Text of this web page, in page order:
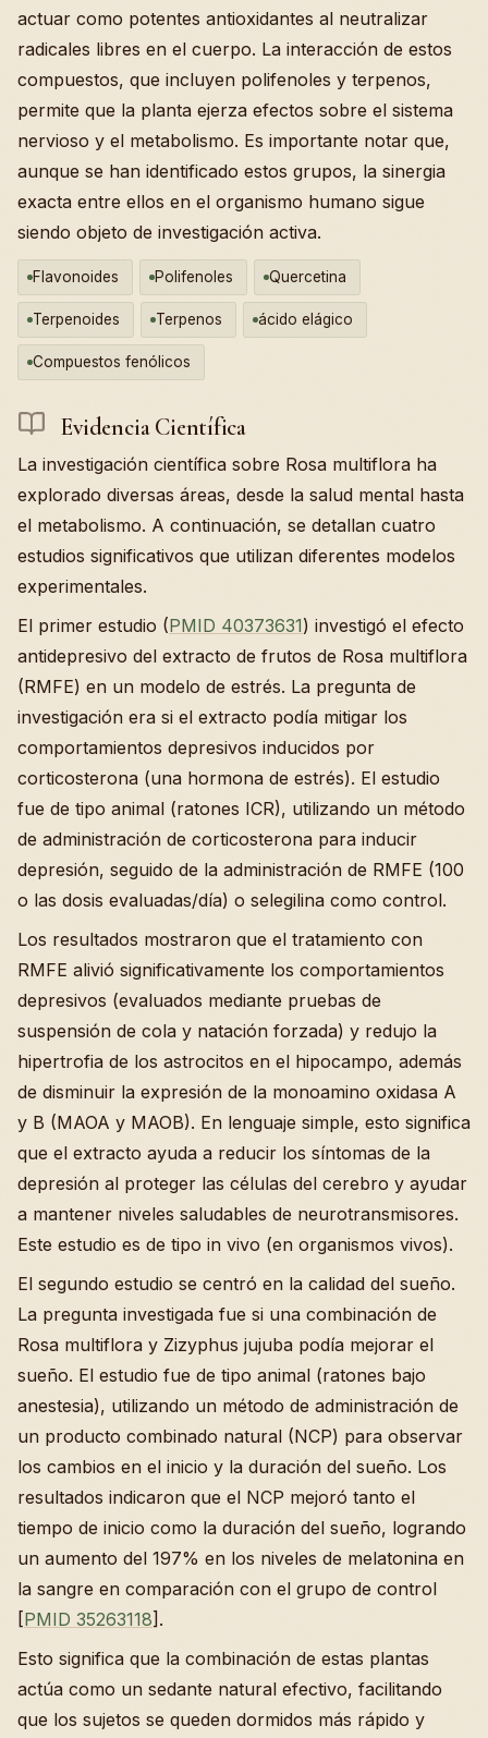
actuar como potentes antioxidantes al neutralizar
radicales libres en el cuerpo. La interacción de estos
compuestos, que incluyen polifenoles y terpenos,
permite que la planta ejerza efectos sobre el sistema
nervioso y el metabolismo. Es importante notar que,
aunque se han identificado estos grupos, la sinergia
exacta entre ellos en el organismo humano sigue
siendo objeto de investigación activa.
Flavonoides Polifenoles Quercetina
Terpenoides Terpenos ácido elágico
Compuestos fenólicos
Evidencia Científica
La investigación científica sobre Rosa multiflora ha
explorado diversas áreas, desde la salud mental hasta
el metabolismo. A continuación, se detallan cuatro
estudios significativos que utilizan diferentes modelos
experimentales.
El primer estudio (PMID 40373631) investigó el efecto
antidepresivo del extracto de frutos de Rosa multiflora
(RMFE) en un modelo de estrés. La pregunta de
investigación era si el extracto podía mitigar los
comportamientos depresivos inducidos por
corticosterona (una hormona de estrés). El estudio
fue de tipo animal (ratones ICR), utilizando un método
de administración de corticosterona para inducir
depresión, seguido de la administración de RMFE (100
o las dosis evaluadas/día) o selegilina como control.
Los resultados mostraron que el tratamiento con
RMFE alivió significativamente los comportamientos
depresivos (evaluados mediante pruebas de
suspensión de cola y natación forzada) y redujo la
hipertrofia de los astrocitos en el hipocampo, además
de disminuir la expresión de la monoamino oxidasa A
y B (MAOA y MAOB). En lenguaje simple, esto significa
que el extracto ayuda a reducir los síntomas de la
depresión al proteger las células del cerebro y ayudar
a mantener niveles saludables de neurotransmisores.
Este estudio es de tipo in vivo (en organismos vivos).
El segundo estudio se centró en la calidad del sueño.
La pregunta investigada fue si una combinación de
Rosa multiflora y Zizyphus jujuba podía mejorar el
sueño. El estudio fue de tipo animal (ratones bajo
anestesia), utilizando un método de administración de
un producto combinado natural (NCP) para observar
los cambios en el inicio y la duración del sueño. Los
resultados indicaron que el NCP mejoró tanto el
tiempo de inicio como la duración del sueño, logrando
un aumento del 197% en los niveles de melatonina en
la sangre en comparación con el grupo de control
[PMID 35263118].
Esto significa que la combinación de estas plantas
actúa como un sedante natural efectivo, facilitando
que los sujetos se queden dormidos más rápido y